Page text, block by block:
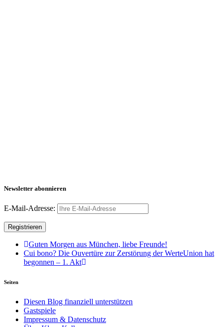
Newsletter abonnieren
E-Mail-Adresse:
Guten Morgen aus München, liebe Freunde!
Cui bono? Die Ouvertüre zur Zerstörung der WerteUnion hat
begonnen – 1. Akt
Seiten
Diesen Blog finanziell unterstützen
Gastspiele
Impressum & Datenschutz